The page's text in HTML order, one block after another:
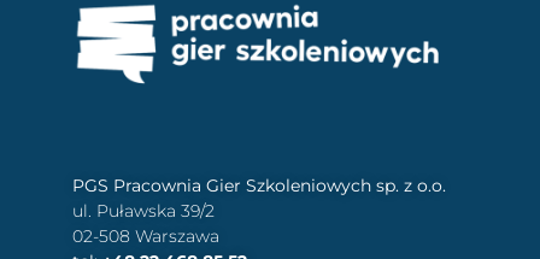
PGS Pracownia Gier Szkoleniowych sp. z o.o.
ul. Puławska 39/2
02-508 Warszawa